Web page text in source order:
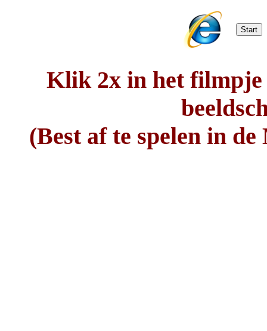
Klik 2x in het filmpje
(Best af te spelen in